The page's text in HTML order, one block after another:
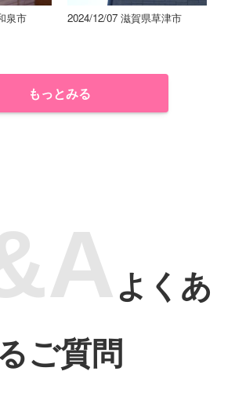
泉市 2024/12/07 滋賀県草津市
もっとみる
よくあ
るご質問